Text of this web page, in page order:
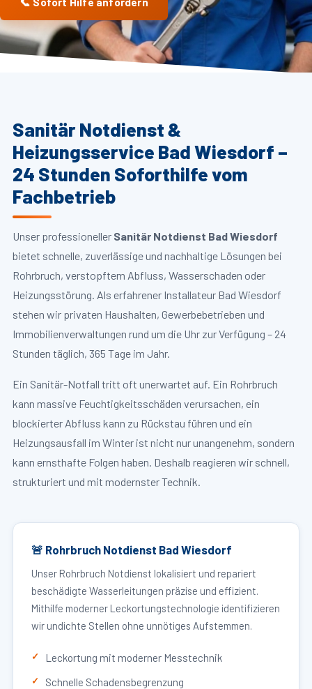
Sanitär Notdienst &
Heizungsservice Bad Wiesdorf –
24 Stunden Soforthilfe vom
Fachbetrieb
Unser professioneller Sanitär Notdienst Bad Wiesdorf
bietet schnelle, zuverlässige und nachhaltige Lösungen bei
Rohrbruch, verstopftem Abfluss, Wasserschaden oder
Heizungsstörung. Als erfahrener Installateur Bad Wiesdorf
stehen wir privaten Haushalten, Gewerbebetrieben und
Immobilienverwaltungen rund um die Uhr zur Verfügung – 24
Stunden täglich, 365 Tage im Jahr.
Ein Sanitär-Notfall tritt oft unerwartet auf. Ein Rohrbruch
kann massive Feuchtigkeitsschäden verursachen, ein
blockierter Abfluss kann zu Rückstau führen und ein
Heizungsausfall im Winter ist nicht nur unangenehm, sondern
kann ernsthafte Folgen haben. Deshalb reagieren wir schnell,
strukturiert und mit modernster Technik.
🚨 Rohrbruch Notdienst Bad Wiesdorf
Unser Rohrbruch Notdienst lokalisiert und repariert
beschädigte Wasserleitungen präzise und effizient.
Mithilfe moderner Leckortungstechnologie identifizieren
wir undichte Stellen ohne unnötiges Aufstemmen.
Leckortung mit moderner Messtechnik
Schnelle Schadensbegrenzung